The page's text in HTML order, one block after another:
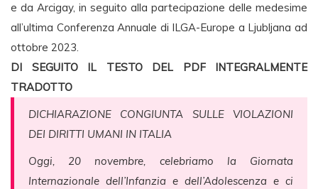
e da Arcigay, in seguito alla partecipazione delle medesime
all’ultima Conferenza Annuale di ILGA-Europe a Ljubljana ad
ottobre 2023.
DI SEGUITO IL TESTO DEL PDF INTEGRALMENTE
TRADOTTO
DICHIARAZIONE CONGIUNTA SULLE VIOLAZIONI
DEI DIRITTI UMANI IN ITALIA
Oggi, 20 novembre, celebriamo la Giornata
Internazionale dell’Infanzia e dell’Adolescenza e ci